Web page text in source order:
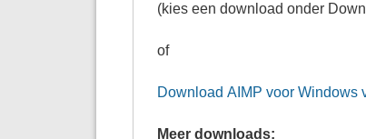
(kies een download onder
of
Download AIMP voor Windows
Meer downloads: